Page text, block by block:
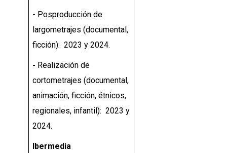
- Posproducción de
largometrajes (documental,
ficción): 2023 y 2024.
- Realización de
cortometrajes (documental,
animación, ficción, étnicos,
regionales, infantil): 2023 y
2024.
Ibermedia